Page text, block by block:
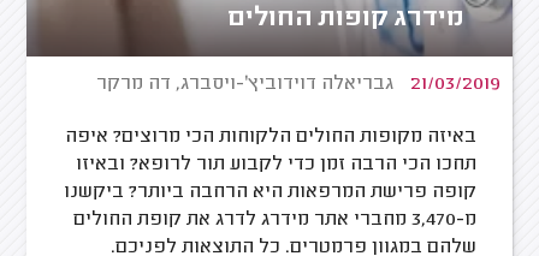
מידרג קופות החולים
21/03/2019 גבריאלה דוידוביץ'-ויסברג, דה מרקר
באיזה מקופות החולים הלקוחות הכי מרוצים? איפה
תחכו הכי הרבה זמן כדי לקבוע תור לרופא? ובאיזו
קופה פרישת המרפאות היא הרחבה ביותר? ביקשנו
מ-3,470 מחברי אתר מידרג לדרג את קופת החולים
שלהם במגוון פרמטרים. כל התוצאות לפניכם.